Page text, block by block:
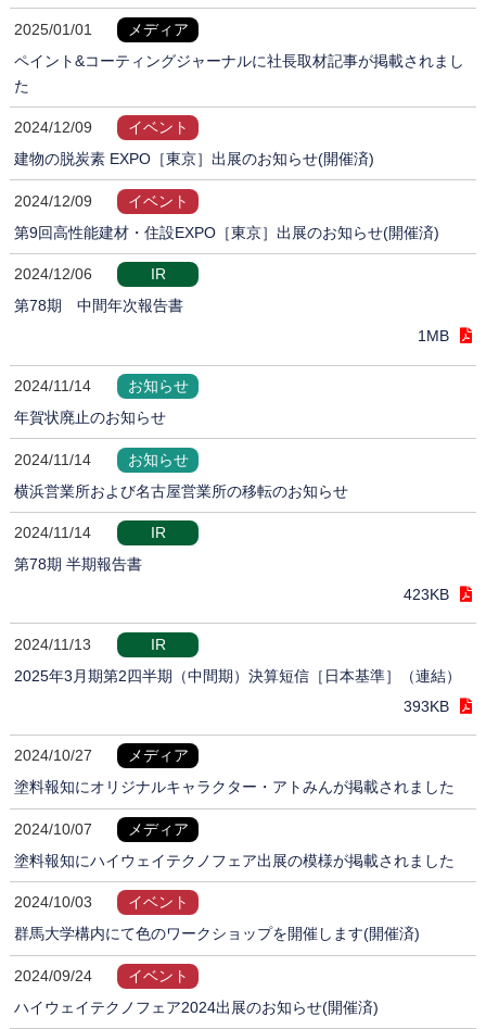
2025/01/01
メディア
ペイント&コーティングジャーナルに社長取材記事が掲載されまし
た
2024/12/09
イベント
建物の脱炭素 EXPO［東京］出展のお知らせ(開催済)
2024/12/09
イベント
第9回高性能建材・住設EXPO［東京］出展のお知らせ(開催済)
2024/12/06
IR
第78期 中間年次報告書
1MB
2024/11/14
お知らせ
年賀状廃止のお知らせ
2024/11/14
お知らせ
横浜営業所および名古屋営業所の移転のお知らせ
2024/11/14
IR
第78期 半期報告書
423KB
2024/11/13
IR
2025年3月期第2四半期（中間期）決算短信［日本基準］（連結）
393KB
2024/10/27
メディア
塗料報知にオリジナルキャラクター・アトみんが掲載されました
2024/10/07
メディア
塗料報知にハイウェイテクノフェア出展の模様が掲載されました
2024/10/03
イベント
群馬大学構内にて色のワークショップを開催します(開催済)
2024/09/24
イベント
ハイウェイテクノフェア2024出展のお知らせ(開催済)